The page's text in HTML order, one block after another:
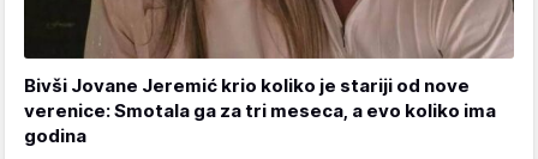
Bivši Jovane Jeremić krio koliko je stariji od nove
verenice: Smotala ga za tri meseca, a evo koliko ima
godina